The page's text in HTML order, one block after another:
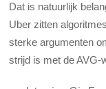
Dat is natuurlijk
Uber zitten
sterke argumenten
strijd is met de AVG-